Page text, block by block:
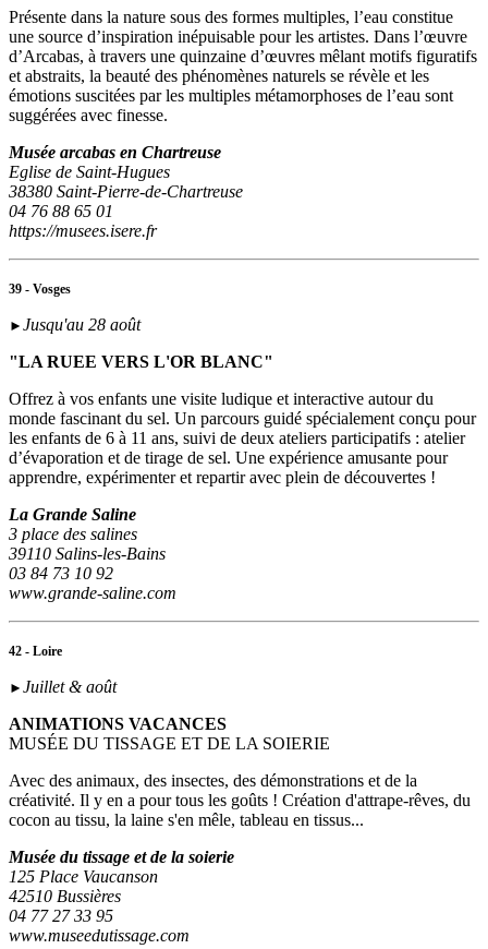
Présente dans la nature sous des formes multiples, l’eau constitue
une source d’inspiration inépuisable pour les artistes. Dans l’œuvre
d’Arcabas, à travers une quinzaine d’œuvres mêlant motifs figuratifs
et abstraits, la beauté des phénomènes naturels se révèle et les
émotions suscitées par les multiples métamorphoses de l’eau sont
suggérées avec finesse.
Musée arcabas en Chartreuse
Eglise de Saint-Hugues
38380 Saint-Pierre-de-Chartreuse
04 76 88 65 01
https://musees.isere.fr
39 - Vosges
► Jusqu'au 28 août
"LA RUEE VERS L'OR BLANC"
Offrez à vos enfants une visite ludique et interactive autour du
monde fascinant du sel. Un parcours guidé spécialement conçu pour
les enfants de 6 à 11 ans, suivi de deux ateliers participatifs : atelier
d’évaporation et de tirage de sel. Une expérience amusante pour
apprendre, expérimenter et repartir avec plein de découvertes !
La Grande Saline
3 place des salines
39110 Salins-les-Bains
03 84 73 10 92
www.grande-saline.com
42 - Loire
► Juillet & août
ANIMATIONS VACANCES
MUSÉE DU TISSAGE ET DE LA SOIERIE
Avec des animaux, des insectes, des démonstrations et de la
créativité. Il y en a pour tous les goûts ! Création d'attrape-rêves, du
cocon au tissu, la laine s'en mêle, tableau en tissus...
Musée du tissage et de la soierie
125 Place Vaucanson
42510 Bussières
04 77 27 33 95
www.museedutissage.com